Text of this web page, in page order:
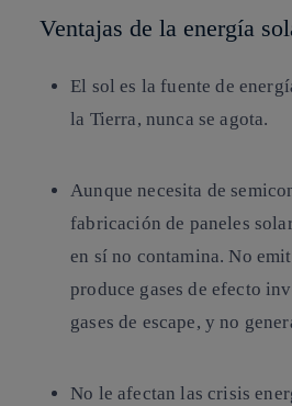
Ventajas de la energía
El sol es la fuente de
la Tierra, nunca se agota.
Aunque necesita de
fabricación de paneles
en sí no contamina. No
produce gases de efecto
gases de escape, y no
No le afectan las crisis